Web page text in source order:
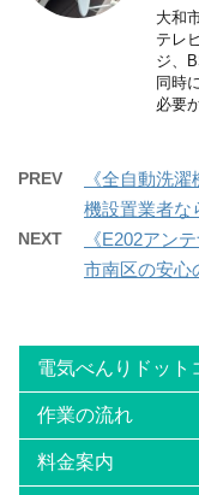
大和
テレ
ジ、
同時
必要
PREV
《全自動洗
機設置業者な
NEXT
《E202アン
市南区の安心
電気べんりドット
作業の流れ
料金案内